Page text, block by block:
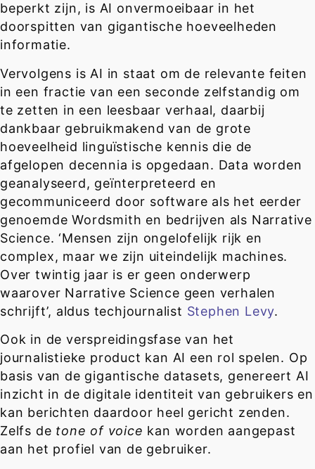
beperkt zijn, is AI onvermoeibaar in het
doorspitten van gigantische hoeveelheden
informatie.
Vervolgens is AI in staat om de relevante feiten
in een fractie van een seconde zelfstandig om
te zetten in een leesbaar verhaal, daarbij
dankbaar gebruikmakend van de grote
hoeveelheid linguïstische kennis die de
afgelopen decennia is opgedaan. Data worden
geanalyseerd, geïnterpreteerd en
gecommuniceerd door software als het eerder
genoemde Wordsmith en bedrijven als Narrative
Science. ‘Mensen zijn ongelofelijk rijk en
complex, maar we zijn uiteindelijk machines.
Over twintig jaar is er geen onderwerp
waarover Narrative Science geen verhalen
schrijft’, aldus techjournalist Stephen Levy.
Ook in de verspreidingsfase van het
journalistieke product kan AI een rol spelen. Op
basis van de gigantische datasets, genereert AI
inzicht in de digitale identiteit van gebruikers en
kan berichten daardoor heel gericht zenden.
Zelfs de tone of voice kan worden aangepast
aan het profiel van de gebruiker.